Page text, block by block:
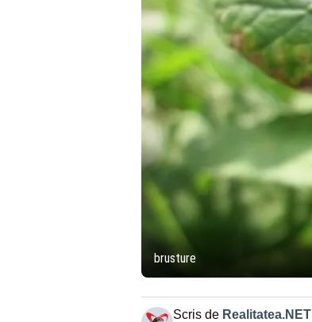
brusture
Scris de Realitatea.NET